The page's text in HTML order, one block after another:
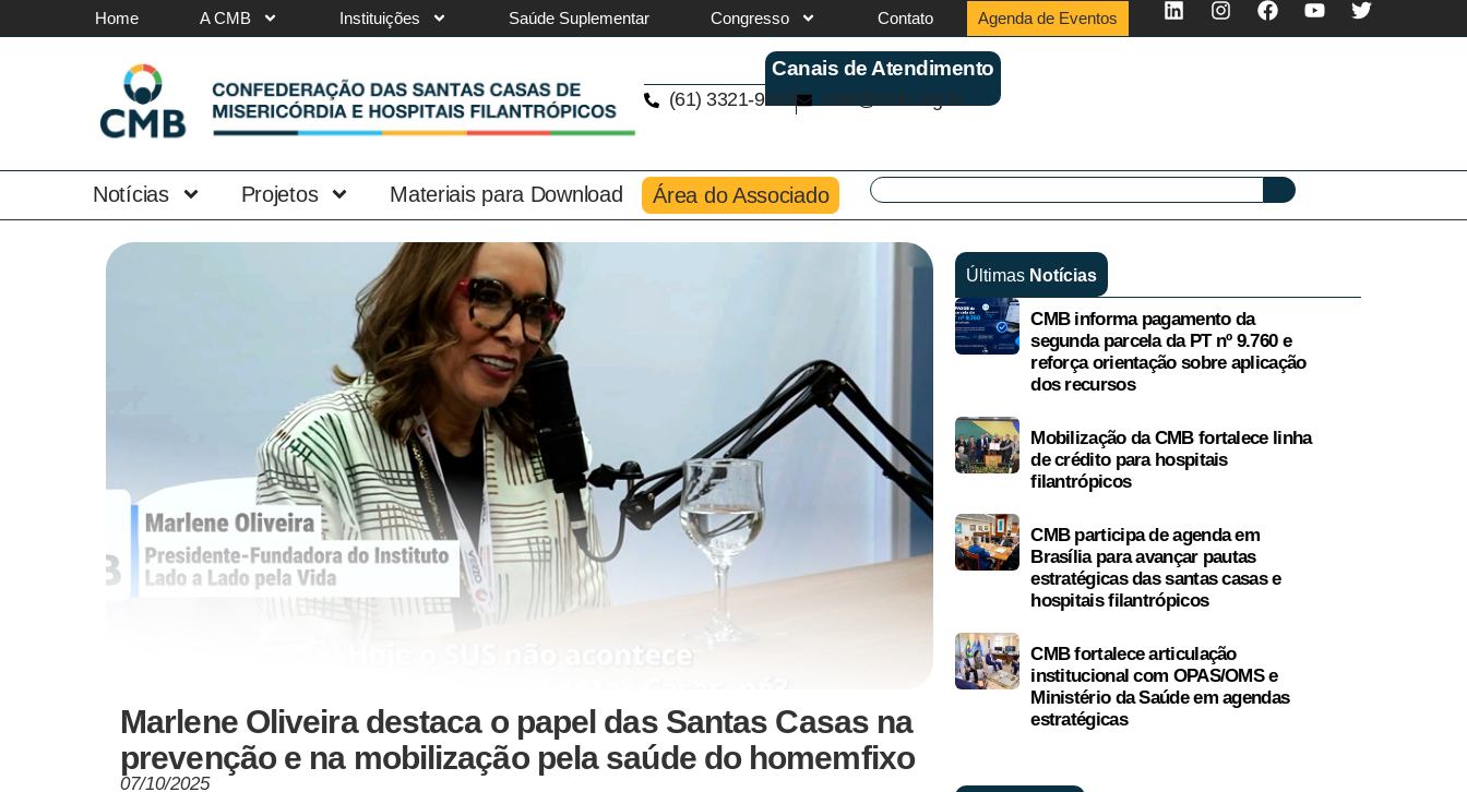
Home A CMB Instituições Saúde Suplementar Congresso Contato Agenda de Eventos
Canais de Atendimento
(61) 3321-9563 cmb@cmb.org.br
Notícias Projetos Materiais para Download Área do Associado
Marlene Oliveira destaca o papel das Santas Casas na
prevenção e na mobilização pela saúde do homemfixo
07/10/2025
Últimas Notícias
CMB informa pagamento da
segunda parcela da PT nº 9.760 e
reforça orientação sobre aplicação
dos recursos
Mobilização da CMB fortalece linha
de crédito para hospitais
filantrópicos
CMB participa de agenda em
Brasília para avançar pautas
estratégicas das santas casas e
hospitais filantrópicos
CMB fortalece articulação
institucional com OPAS/OMS e
Ministério da Saúde em agendas
estratégicas